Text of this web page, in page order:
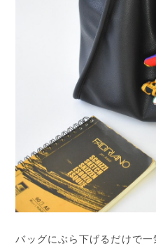
バッグにぶら下げるだけで